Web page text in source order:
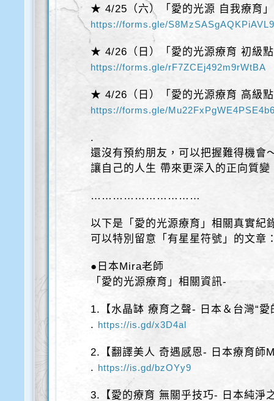
★ 4/25（六）「愛的光源 自我療育
https://forms.gle/
★ 4/26（日）「愛的光源療育 初級
https://forms.gle/rF7ZCEj492m9rWtBA
★ 4/26（日）「愛的光源療育 高級
https://forms.gle/
.
還沒有預約朋友，可以把握難得機會
讓自己的人生 帶來更深入的正向質變
…………………………
以下是「愛的光源療育」相關真實紀
可以特別留意「有星星符號」的文章
●日本Mira老師
「愛的光源療育」相關資訊-
1.【水晶缽 療育之聲- 日本＆台灣“愛
. https://is.gd/x3D4al
2.【翻譯美人 奇遇感恩- 日本療育師
. https://is.gd/bzOYy9
3.【愛的療育 無關乎技巧- 日本純淨